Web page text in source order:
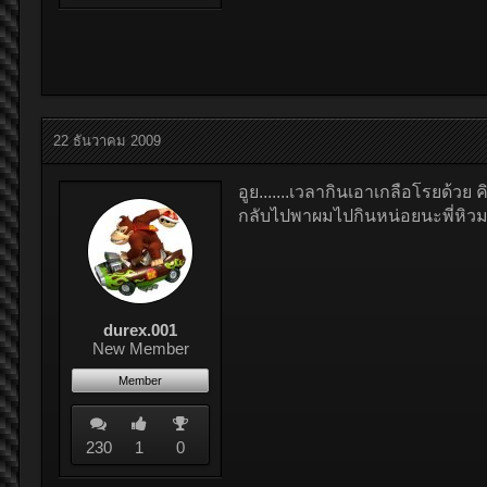
22 ธันวาคม 2009
durex.001
New Member
Member
230 1 0
อูย.......เวลากินเอาเกลือโรยด้ว
กลับไปพาผมไปกินหน่อยนะพี่หิว